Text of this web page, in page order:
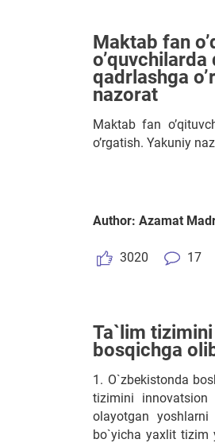
Maktab fan
qadrlashga
nazorat
Maktab fan
o’rgatish. Yakuniy
Author: Azamat
3020 17
Ta`lim
bosqichga
1. O`zbekistonda
tizimini
olayotgan
bo`yicha yaxlit tizim